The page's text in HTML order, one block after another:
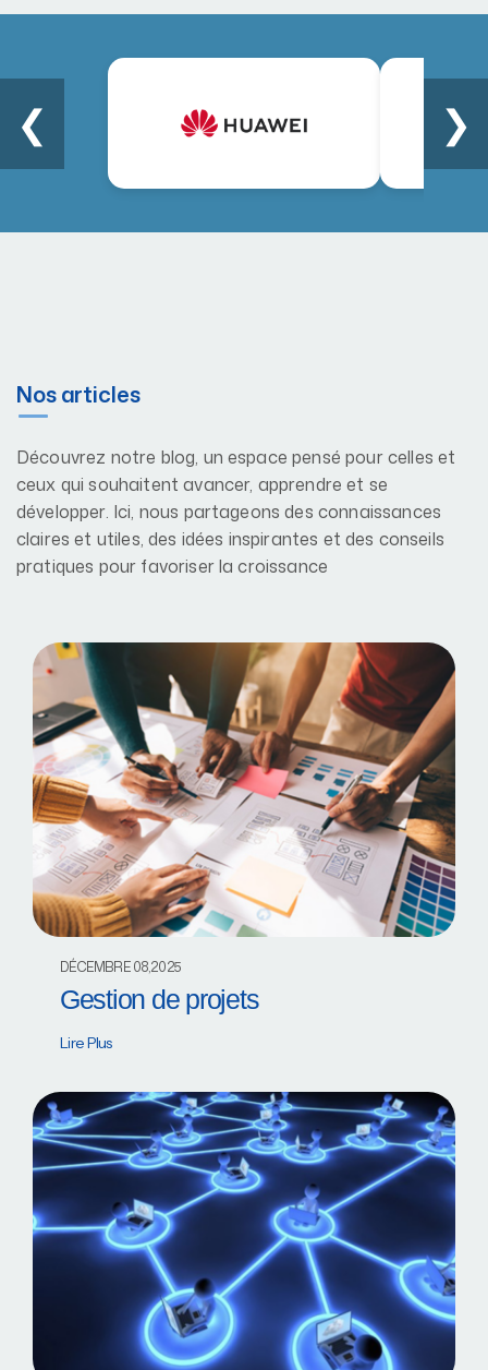
❮ ❯
Nos articles
Découvrez notre blog, un espace pensé pour celles et
ceux qui souhaitent avancer, apprendre et se
développer. Ici, nous partageons des connaissances
claires et utiles, des idées inspirantes et des conseils
pratiques pour favoriser la croissance
DÉCEMBRE 08,2025
Gestion de projets
Lire Plus